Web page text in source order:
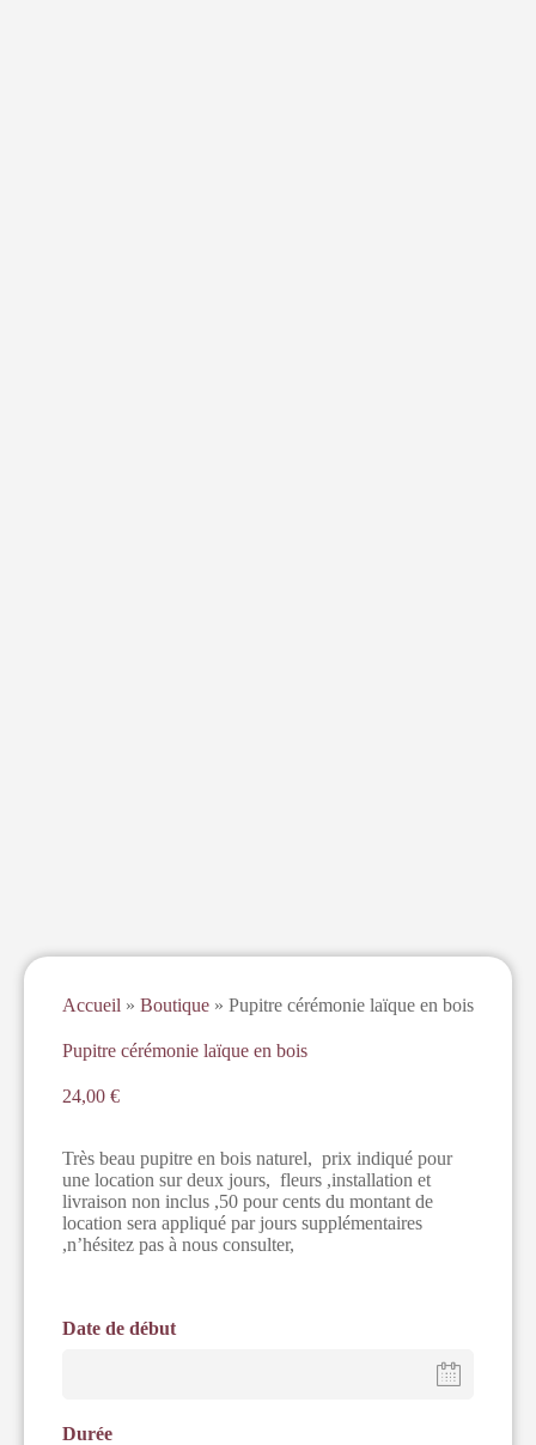
Accueil » Boutique » Pupitre cérémonie laïque en bois
Pupitre cérémonie laïque en bois
24,00 €
Très beau pupitre en bois naturel, prix indiqué pour
une location sur deux jours, fleurs ,installation et
livraison non inclus ,50 pour cents du montant de
location sera appliqué par jours supplémentaires
,n’hésitez pas à nous consulter,
Date de début
Durée